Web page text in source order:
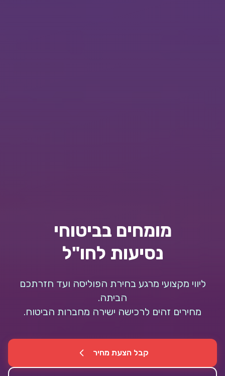
מומחים בביטוחי
נסיעות לחו"ל
ליווי מקצועי מרגע בחירת הפוליסה ועד חזרתכם
הביתה.
מחירים זהים לרכישה ישירה מחברות הביטוח.
קבל הצעת מחיר